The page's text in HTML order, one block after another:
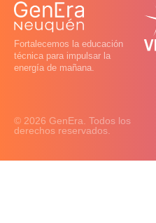
Fortalecemos la educación
técnica para impulsar la
energía de mañana.
© 2026 GenEra. Todos los
derechos reservados.